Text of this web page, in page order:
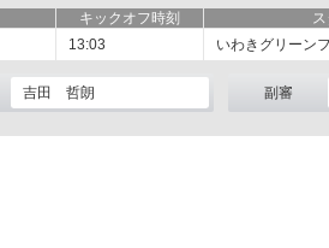
キックオフ時刻
13:03 いわきグリーン
吉田 哲朗 副審